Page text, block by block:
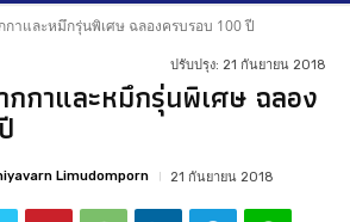
กาและหมึกรุ่นพิเศษ ฉลองครบรอบ 100 ปี
ปรับปรุง: 21 กันยายน 2018
กกาและหมึกรุ่นพิเศษ ฉลอง
Limudomporn 21 กันยายน 2018